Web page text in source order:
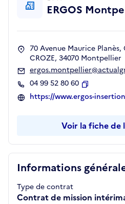
Informations
Type de contrat
Contrat de mission
ERGOS
70 Avenue Maurice Planès,
CROZE, 34070 Montpellier
04 99 52 80 60
Copier
https://www.ergos-
Voir la fiche de